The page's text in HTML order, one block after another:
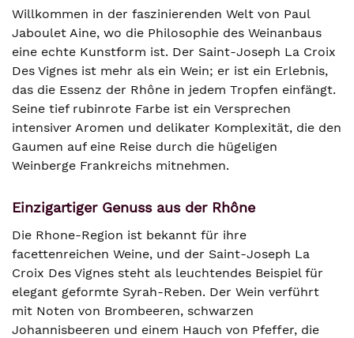
Willkommen in der faszinierenden Welt von Paul
Jaboulet Aine, wo die Philosophie des Weinanbaus
eine echte Kunstform ist. Der Saint-Joseph La Croix
Des Vignes ist mehr als ein Wein; er ist ein Erlebnis,
das die Essenz der Rhône in jedem Tropfen einfängt.
Seine tief rubinrote Farbe ist ein Versprechen
intensiver Aromen und delikater Komplexität, die den
Gaumen auf eine Reise durch die hügeligen
Weinberge Frankreichs mitnehmen.
Einzigartiger Genuss aus der Rhône
Die Rhone-Region ist bekannt für ihre
facettenreichen Weine, und der Saint-Joseph La
Croix Des Vignes steht als leuchtendes Beispiel für
elegant geformte Syrah-Reben. Der Wein verführt
mit Noten von Brombeeren, schwarzen
Johannisbeeren und einem Hauch von Pfeffer, die